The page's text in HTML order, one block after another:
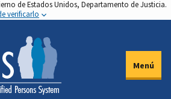
de Estados Unidos, Departamento de Justicia.
verificarlo
Menú